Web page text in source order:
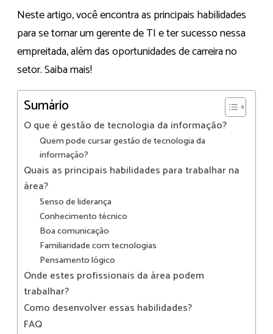
Neste artigo, você encontra as principais habilidades
para se tornar um gerente de TI e ter sucesso nessa
empreitada, além das oportunidades de carreira no
setor. Saiba mais!
Sumário
O que é gestão de tecnologia da informação?
Quem pode cursar gestão de tecnologia da
informação?
Quais as principais habilidades para trabalhar na
área?
Senso de liderança
Conhecimento técnico
Boa comunicação
Familiaridade com tecnologias
Pensamento lógico
Onde estes profissionais da área podem
trabalhar?
Como desenvolver essas habilidades?
FAQ